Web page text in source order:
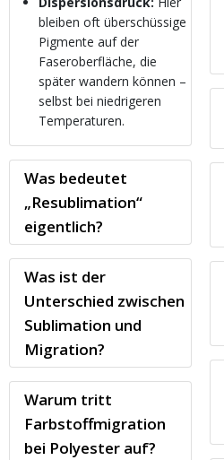
bleiben oft überschüssige
Pigmente auf der
Faseroberfläche, die
später wandern können –
selbst bei niedrigeren
Temperaturen.
Was bedeutet
„Resublimation“
eigentlich?
Was ist der
Unterschied zwischen
Sublimation und
Migration?
Warum tritt
Farbstoffmigration
bei Polyester auf?